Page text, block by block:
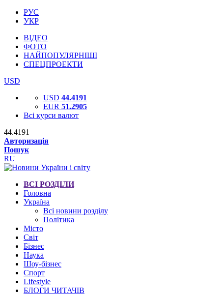
РУС
УКР
ВІДЕО
ФОТО
НАЙПОПУЛЯРНІШІ
СПЕЦПРОЕКТИ
USD
USD 44.4191
EUR 51.2905
Всі курси валют
44.4191
Авторизація
Пошук
RU
ВСІ РОЗДІЛИ
Головна
Україна
Всі новини розділу
Політика
Місто
Світ
Бізнес
Наука
Шоу-бізнес
Спорт
Lifestyle
БЛОГИ ЧИТАЧІВ